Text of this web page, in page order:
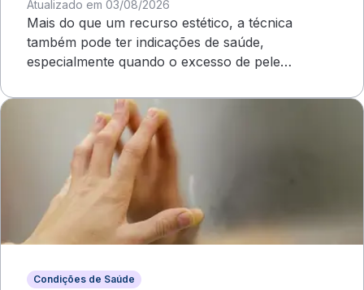
Atualizado em 03/08/2026
Mais do que um recurso estético, a técnica
também pode ter indicações de saúde,
especialmente quando o excesso de pele
Condições de Saúde